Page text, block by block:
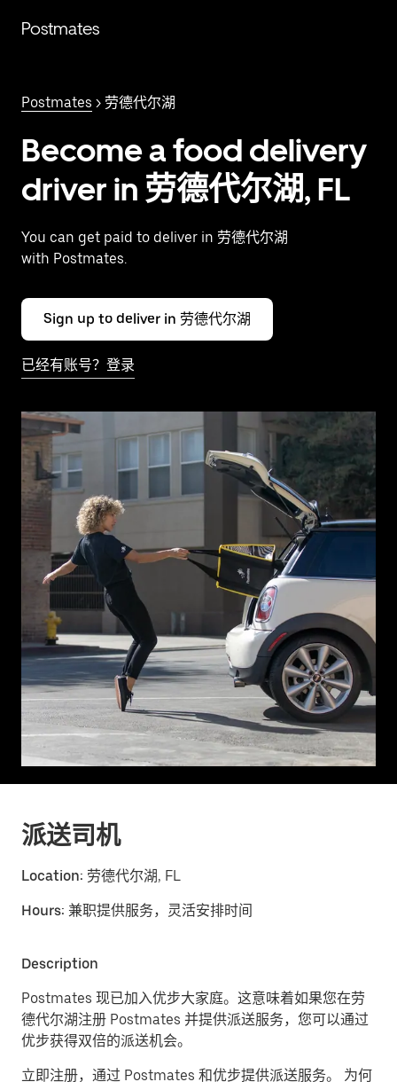
Postmates
Postmates > 劳德代尔湖
Become a food delivery
driver in 劳德代尔湖, FL
You can get paid to deliver in 劳德代尔湖
with Postmates.
Sign up to deliver in 劳德代尔湖
已经有账号？登录
派送司机
Location: 劳德代尔湖, FL
Hours: 兼职提供服务，灵活安排时间
Description
Postmates 现已加入优步大家庭。这意味着如果您在劳
德代尔湖注册 Postmates 并提供派送服务，您可以通过
优步获得双倍的派送机会。
立即注册，通过 Postmates 和优步提供派送服务。 为何